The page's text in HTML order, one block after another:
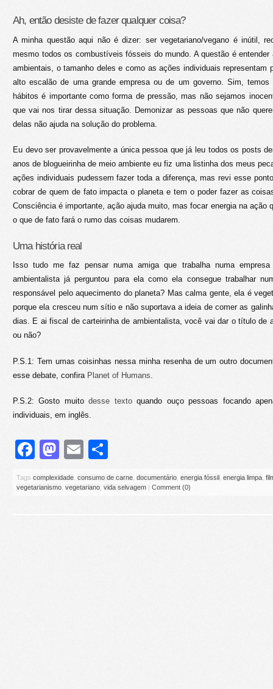
Ah, então desiste de fazer qualquer coisa?
A minha questão aqui não é dizer: ser vegetariano/vegano é inútil,
mesmo todos os combustíveis fósseis do mundo. A questão é entender
ambientais, o tamanho deles e como as ações individuais representam
alto escalão de uma grande empresa ou de um governo. Sim, temos
hábitos é importante como forma de pressão, mas não sejamos
que vai nos tirar dessa situação. Demonizar as pessoas que não
delas não ajuda na solução do problema.
Eu devo ser provavelmente a única pessoa que já leu todos os posts
anos de blogueirinha de meio ambiente eu fiz uma listinha dos meus
ações individuais pudessem fazer toda a diferença, mas revi esse
cobrar de quem de fato impacta o planeta e tem o poder fazer as
Consciência é importante, ação ajuda muito, mas focar energia na ação
o que de fato fará o rumo das coisas mudarem.
Uma história real
Isso tudo me faz pensar numa amiga que trabalha numa
ambientalista já perguntou para ela como ela consegue trabalhar
responsável pelo aquecimento do planeta? Mas calma gente, ela é
porque ela cresceu num sítio e não suportava a ideia de comer as
dias. E ai fiscal de carteirinha de ambientalista, você vai dar o título de
ou não?
P.S.1: Tem umas coisinhas nessa minha resenha de um outro
esse debate, confira Planet of Humans
P.S.2: Gosto muitodesse textoquando ouço pessoas focando
individuais, em inglês.
Facebook
Mastodon
Email
Tags complexidade consumo de carne documentário energia fóssil energia limpa
vegetarianismo vegetariano vida selvagem Comment (0)